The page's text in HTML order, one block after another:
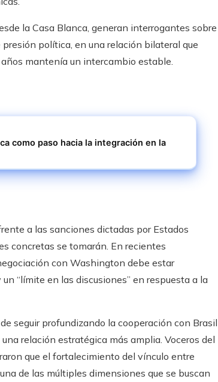
la Casa Blanca, generan interrogantes sobre
política, en una relación bilateral que
mantenía un intercambio estable.
como paso hacia la integración en la
a las sanciones dictadas por Estados
concretas se tomarán. En recientes
con Washington debe estar
“límite en las discusiones” en respuesta a la
seguir profundizando la cooperación con Brasil
relación estratégica más amplia. Voceros del
que el fortalecimiento del vínculo entre
de las múltiples dimensiones que se buscan